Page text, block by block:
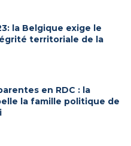
la Belgique exige le
territoriale de la
en RDC : la
la famille politique de